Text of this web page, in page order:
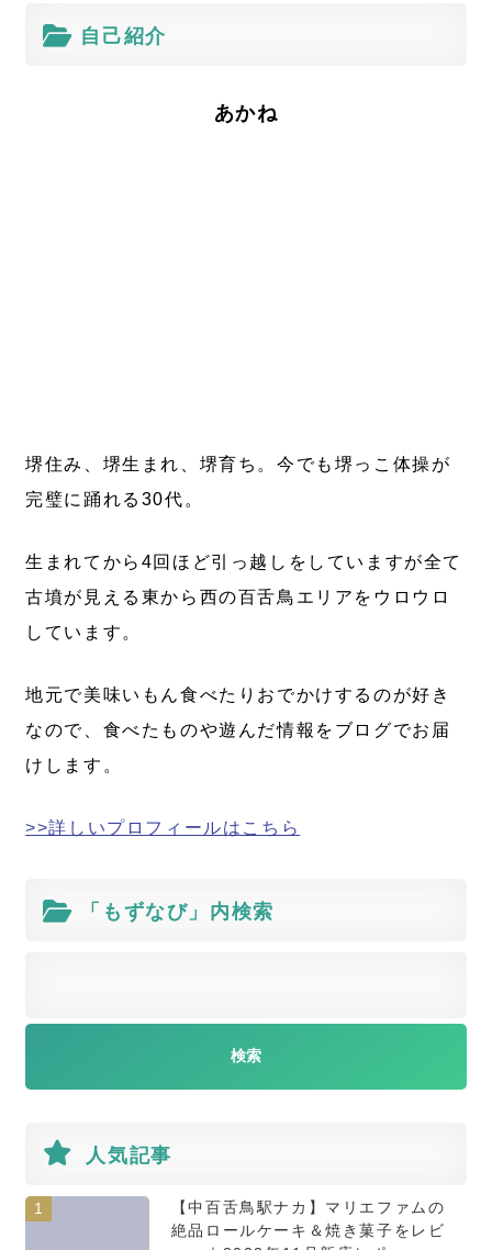
自己紹介
あかね
堺住み、堺生まれ、堺育ち。今でも堺っこ体操が
完璧に踊れる30代。
生まれてから4回ほど引っ越しをしていますが全て
古墳が見える東から西の百舌鳥エリアをウロウロ
しています。
地元で美味いもん食べたりおでかけするのが好き
なので、食べたものや遊んだ情報をブログでお届
けします。
>>詳しいプロフィールはこちら
「もずなび」内検索
人気記事
1
【中百舌鳥駅ナカ】マリエファムの
絶品ロールケーキ＆焼き菓子をレビ